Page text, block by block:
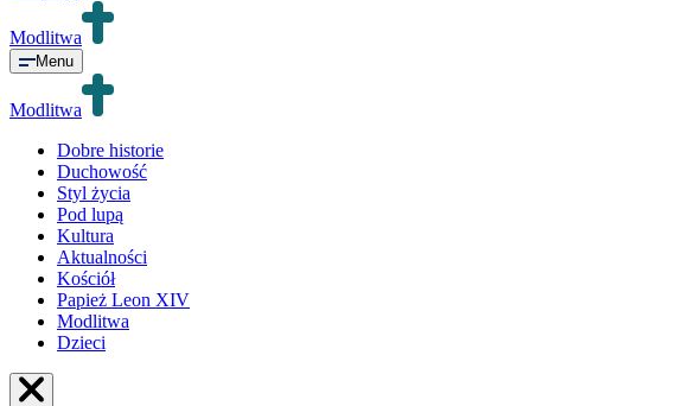
Modlitwa
Menu
Modlitwa
Dobre historie
Duchowość
Styl życia
Pod lupą
Kultura
Aktualności
Kościół
Papież Leon XIV
Modlitwa
Dzieci